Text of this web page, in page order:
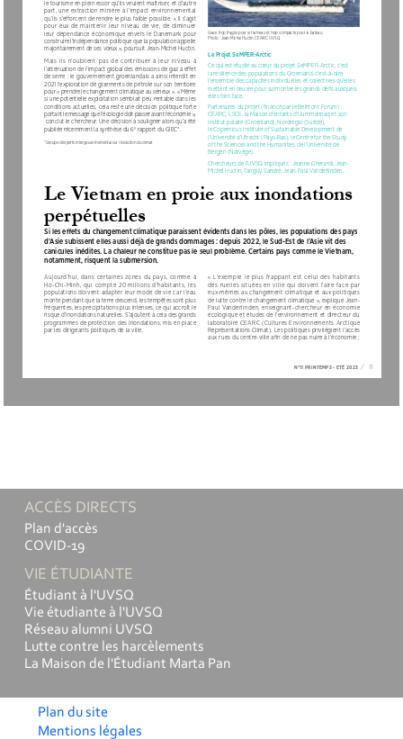
11
/
N°11 PRINTEMPS - ETÉ 2023
Le Vietnam en proie aux inondations
perpétuelles
Si les effets du changement climatique paraissent évidents dans les pôles, les populations des pays
d’Asie subissent elles aussi déjà de grands dommages : depuis 2022, le Sud-Est de l’Asie vit des
canicules inédites. La chaleur ne constitue pas le seul problème. Certains pays comme le Vietnam,
notamment, risquent la submersion.
Aujourd’hui, dans certaines zones du pays, comme à
Ho-Chi-Minh, qui compte 20 millions d’habitants, les
populations doivent adapter leur mode de vie car l’eau
monte pendant que la terre descend, les tempêtes sont plus
fréquentes, les précipitations plus intenses, ce qui accroît le
risque d’inondations naturelles. S’ajoutent à cela des grands
programmes de protection des inondations, mis en place
par les dirigeants politiques de la ville.
« L’exemple le plus frappant est celui des habitants
des ruelles situées en ville qui doivent faire face par
eux-mêmes au changement climatique et aux politiques
de lutte contre le changement climatique », explique Jean-
Paul Vanderlinden, enseignant-chercheur en économie
écologique et études de l'environnement et directeur du
laboratoire CEARC (Cultures Environnements Arctique
Représentations Climat). Les politiques privilégient l’accès
aux rues du centre-ville afin de ne pas nuire à l’économie ;
le tourisme en plein essor qu’ils veulent maîtriser, et d’autre
part, une extraction minière à l’impact environnemental
qu’ils s’efforcent de rendre le plus faible possible. « Il s’agit
pour  eux  de  maintenir  leur  niveau  de  vie,  de  diminuer
leur dépendance économique envers le Danemark pour
construire l'indépendance politique que la population appelle
majoritairement de ses vœux », poursuit Jean-Michel Huctin.
Mais  ils  n’oublient  pas  de  contribuer  à  leur  niveau  à
l’atténuation de l’impact global des émissions de gaz à effet
de serre : le gouvernement groenlandais a ainsi interdit en
2021 l’exploration de gisements de pétrole sur son territoire
pour « prendre le changement climatique au sérieux ». « Même
si une potentielle exploitation semblait peu rentable dans les
conditions actuelles, cela reste une décision politique forte
portant le message que l’écologie doit passer avant l’économie »,
conclut le chercheur. Une décision à souligner alors qu’a été
publiée récemment la synthèse du 6 e rapport du GIEC*.
Le Projet SeMPER-Arctic
Ce qui est étudié au cœur du projet SeMPER-Arctic, c’est
la résilience des populations du Groenland, c’est-à-dire
l’ensemble des capacités individuelles et collectives qu’elles
mettent en œuvre pour surmonter les grands défis auxquels
elles font face.
Partenaires du projet (financé par le Belmont Forum) :
CEARC, LSCE, la Maison d’enfants d'Uummannaq et son
institut polaire (Groenland), Nordregio (Suède),
le Copernicus Institute of Sustainable Development de
l’Université d’Utrecht (Pays-Bas), le Centre for the Study
of the Sciences and the Humanities de l’Université de
Bergen (Norvège).
Chercheurs de l’UVSQ impliqués : Jeanne Gherardi, Jean-
Michel Huctin, Tanguy Sandré, Jean-Paul Vanderlinden.
*Groupe d’experts intergouvernemental sur l’évolution du climat
Glace trop fragile pour le traîneau et trop compacte pour le bateau.
Photo : Jean-Michel Huctin, CEARC, UVSQ
ACCÈS DIRECTS
Plan d'accès
COVID-19
VIE ÉTUDIANTE
Étudiant à l'UVSQ
Vie étudiante à l'UVSQ
Réseau alumni UVSQ
Lutte contre les harcèlements
La Maison de l'Étudiant Marta Pan
Plan du site
Mentions légales